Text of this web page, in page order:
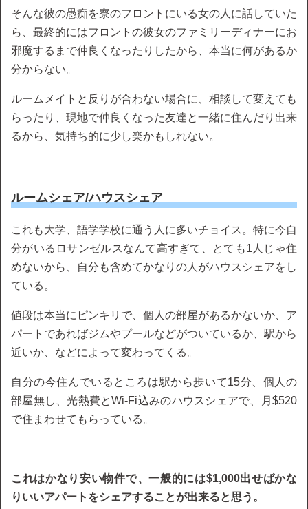
そんな彼の愚痴を寮のフロントにいる女の人に話していた
ら、最終的にはフロントの彼女のファミリーディナーにお
邪魔するまで仲良くなったりしたから、本当に何があるか
分からない。
ルームメイトと反りが合わない場合に、相談して変えても
らったり、現地で仲良くなった友達と一緒に住んだり出来
るから、気持ち的に少し楽かもしれない。
ルームシェア/ハウスシェア
これも大学、語学学校に通う人に多いチョイス。特に今自
分がいるロサンゼルスなんて高すぎて、とても1人じゃ住
めないから、自分も含めてかなりの人がハウスシェアをし
ている。
値段は本当にピンキリで、個人の部屋があるかないか、ア
パートであればジムやプールなどがついているか、駅から
近いか、などによって変わってくる。
自分の今住んでいるところは駅から歩いて15分、個人の
部屋無し、光熱費とWi-Fi込みのハウスシェアで、月$520
で住まわせてもらっている。
これはかなり安い物件で、一般的には$1,000出せばかな
りいいアパートをシェアすることが出来ると思う。